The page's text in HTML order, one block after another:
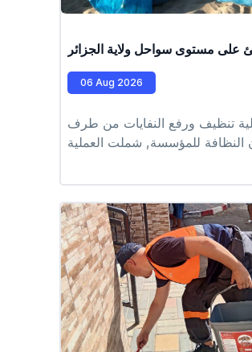
على مستوى سواحل ولاية الجزائر
06 Aug 2026
تنظيف ورفع النفايات من طرف
النظافة للمؤسسة, شملت العملية
القادوس، طرفاية، الرغاية
#EPIC_HUPE